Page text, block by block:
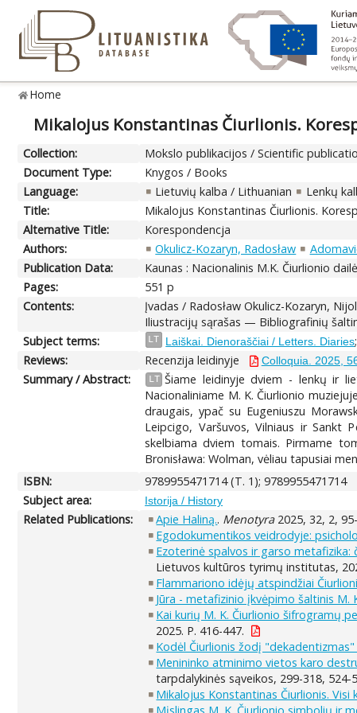
Home
Mikalojus Konstantinas Čiurlionis.
Collection:
Mokslo publikacijos / Scientific
Document Type:
Knygos / Books
Language:
Lietuvių kalba / Lithuanian
Lenkų
Title:
Mikalojus Konstantinas Čiurlionis.
Alternative Title:
Korespondencja
Authors:
Okulicz-Kozaryn, Radosław
Publication Data:
Kaunas : Nacionalinis M.K. Čiurlionio
Pages:
551 p
Contents:
Įvadas / Radosław Okulicz-Kozaryn,
Iliustracijų sąrašas — Bibliografinių
Subject terms:
LT Laiškai. Dienoraščiai / Letters. Diaries;
Reviews: Recenzija leidinyje Colloquia. 2025,
Summary / Abstract: LT Šiame leidinyje dviem - lenkų ir
Nacionaliniame M. K. Čiurlionio
draugais, ypač su Eugeniuszu
Leipcigo, Varšuvos, Vilniaus ir Sankt
skelbiama dviem tomais. Pirmame
Bronisława: Wolman, vėliau tapusiai
ISBN:
9789955471714 (T. 1); 9789955471714
Subject area:
Istorija / History
Related Publications: Apie Haliną.. Menotyra2025, 32, 2,
Egodokumentikos veidrodyje:
Ezoterinė spalvos ir garso
Lietuvos kultūros tyrimų institutas,
Flammariono idėjų atspindžiai
Jūra - metafizinio įkvėpimo šaltinis M.
Kai kurių M. K. Čiurlionio šifrogramų
2025. P. 416-447.
Kodėl Čiurlionis žodį
Menininko atminimo vietos karo
tarpdalykinės sąveikos, 299-318, 524-
Mikalojus Konstantinas Čiurlionis.
Mįslingas M. K. Čiurlionio simbolių ir